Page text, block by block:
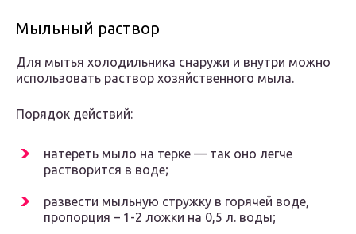
Мыльный раствор
Для мытья холодильника снаружи и внутри можно
использовать раствор хозяйственного мыла.
Порядок действий:
натереть мыло на терке — так оно легче
растворится в воде;
развести мыльную стружку в горячей воде,
пропорция – 1-2 ложки на 0,5 л. воды;